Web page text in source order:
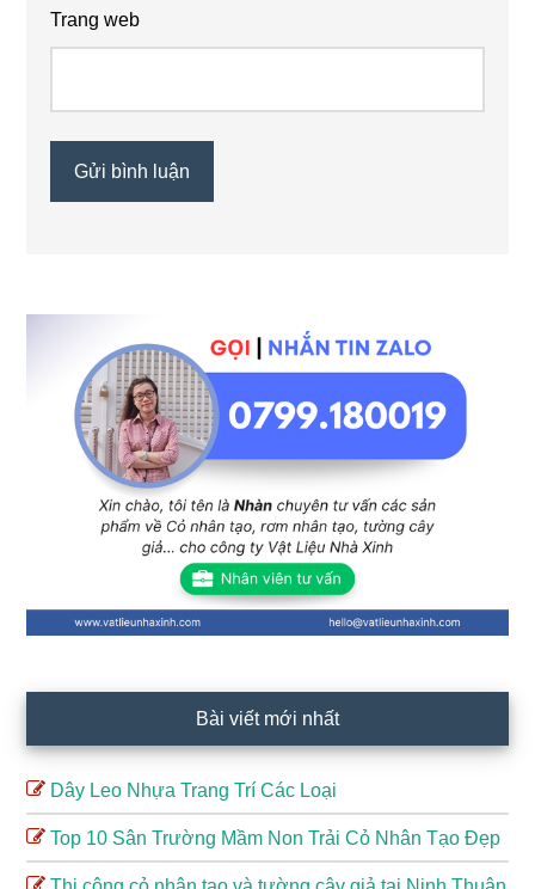
Trang web
chính
Bài viết mới nhất
Dây Leo Nhựa Trang Trí Các Loại
Top 10 Sân Trường Mầm Non Trải Cỏ Nhân Tạo Đẹp